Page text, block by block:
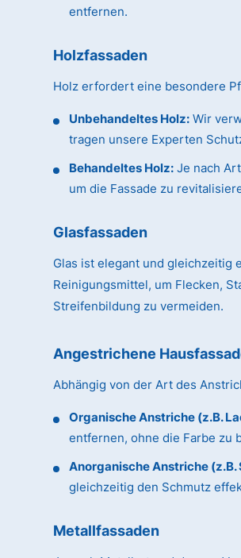
entfernen.
Holzfassaden
Holz erfordert eine besondere
Unbehandeltes Holz: Wir
tragen unsere Experten
Behandeltes Holz: Je nach
um die Fassade zu
Glasfassaden
Glas ist elegant und gleichzeitig
Reinigungsmittel, um Flecken,
Streifenbildung zu vermeiden.
Angestrichene
Abhängig von der Art des
Organische Anstriche (z.B.
entfernen, ohne die Farbe zu
Anorganische Anstriche (z.B.
gleichzeitig den Schmutz
Metallfassaden